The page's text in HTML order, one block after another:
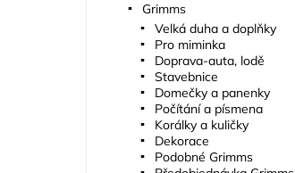
Grimms
Velká duha a doplňky
Pro miminka
Doprava-auta, lodě
Stavebnice
Domečky a panenky
Počítání a písmena
Korálky a kuličky
Dekorace
Podobné Grimms